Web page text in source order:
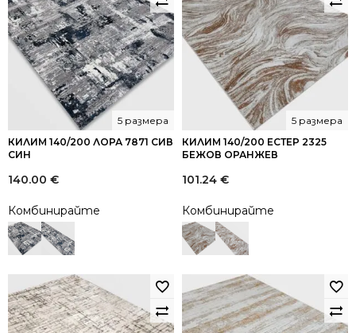
КИЛИМ 140/200 ЛОРА 7871 СИВ
СИН
5 размера
140.00 €
Комбинирайте
КИЛИМ 140/200 ЕСТЕР 2325
БЕЖОВ ОРАНЖЕВ
5 размера
101.24 €
Комбинирайте